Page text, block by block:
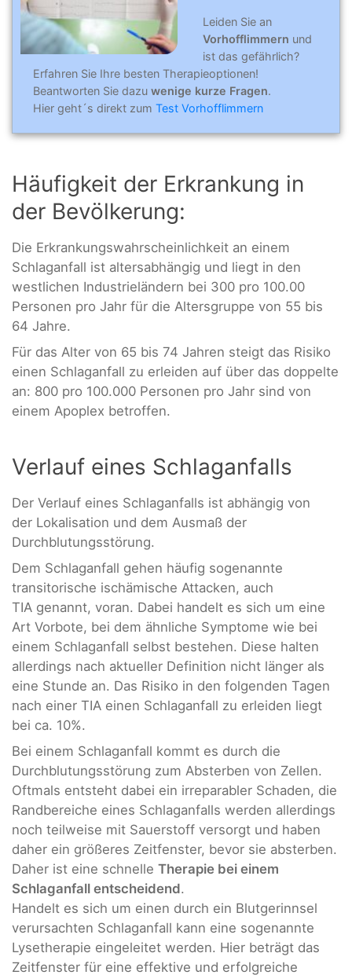
Leiden Sie an
Vorhofflimmern und
ist das gefährlich?
Erfahren Sie Ihre besten Therapieoptionen!
Beantworten Sie dazu wenige kurze Fragen.
Hier geht´s direkt zum Test Vorhofflimmern
Häufigkeit der Erkrankung in
der Bevölkerung:
Die Erkrankungswahrscheinlichkeit an einem
Schlaganfall ist altersabhängig und liegt in den
westlichen Industrieländern bei 300 pro 100.00
Personen pro Jahr für die Altersgruppe von 55 bis
64 Jahre.
Für das Alter von 65 bis 74 Jahren steigt das Risiko
einen Schlaganfall zu erleiden auf über das doppelte
an: 800 pro 100.000 Personen pro Jahr sind von
einem Apoplex betroffen.
Verlauf eines Schlaganfalls
Der Verlauf eines Schlaganfalls ist abhängig von
der Lokalisation und dem Ausmaß der
Durchblutungsstörung.
Dem Schlaganfall gehen häufig sogenannte
transitorische ischämische Attacken, auch
TIA genannt, voran. Dabei handelt es sich um eine
Art Vorbote, bei dem ähnliche Symptome wie bei
einem Schlaganfall selbst bestehen. Diese halten
allerdings nach aktueller Definition nicht länger als
eine Stunde an. Das Risiko in den folgenden Tagen
nach einer TIA einen Schlaganfall zu erleiden liegt
bei ca. 10%.
Bei einem Schlaganfall kommt es durch die
Durchblutungsstörung zum Absterben von Zellen.
Oftmals entsteht dabei ein irreparabler Schaden, die
Randbereiche eines Schlaganfalls werden allerdings
noch teilweise mit Sauerstoff versorgt und haben
daher ein größeres Zeitfenster, bevor sie absterben.
Daher ist eine schnelle Therapie bei einem
Schlaganfall entscheidend.
Handelt es sich um einen durch ein Blutgerinnsel
verursachten Schlaganfall kann eine sogenannte
Lysetherapie eingeleitet werden. Hier beträgt das
Zeitfenster für eine effektive und erfolgreiche